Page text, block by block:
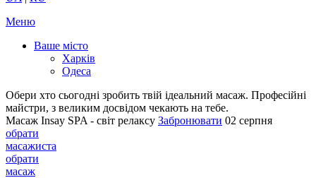
Меню
Ваше місто
Харків
Одеса
Обери хто сьогодні зробить твій ідеальний масаж. Професійні
майстри, з великим досвідом чекають на тебе.
Масаж Insay SPA - світ релаксу Забронювати 02 серпня
обрати
масажиста
обрати
масаж